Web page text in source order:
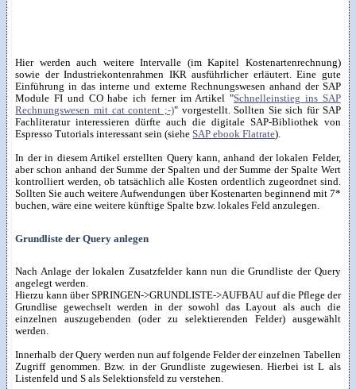
Hier werden auch weitere Intervalle (im Kapitel Kostenartenrechnung)
sowie der Industriekontenrahmen IKR ausführlicher erläutert. Eine gute
Einführung in das interne und externe Rechnungswesen anhand der SAP
Module FI und CO habe ich ferner im Artikel "Schnelleinstieg ins SAP
Rechnungswesen mit cat content ;-)" vorgestellt. Sollten Sie sich für SAP
Fachliteratur interessieren dürfte auch die digitale SAP-Bibliothek von
Espresso Tutorials interessant sein (siehe SAP ebook Flatrate).
In der in diesem Artikel erstellten Query kann, anhand der lokalen Felder,
aber schon anhand der Summe der Spalten und der Summe der Spalte Wert
kontrolliert werden, ob tatsächlich alle Kosten ordentlich zugeordnet sind.
Sollten Sie auch weitere Aufwendungen über Kostenarten beginnend mit 7*
buchen, wäre eine weitere künftige Spalte bzw. lokales Feld anzulegen.
Grundliste der Query anlegen
Nach Anlage der lokalen Zusatzfelder kann nun die Grundliste der Query
angelegt werden.
Hierzu kann über SPRINGEN->GRUNDLISTE->AUFBAU auf die Pflege der
Grundlise gewechselt werden in der sowohl das Layout als auch die
einzelnen auszugebenden (oder zu selektierenden Felder) ausgewählt
werden.
Innerhalb der Query werden nun auf folgende Felder der einzelnen Tabellen
Zugriff genommen. Bzw. in der Grundliste zugewiesen. Hierbei ist L als
Listenfeld und S als Selektionsfeld zu verstehen.